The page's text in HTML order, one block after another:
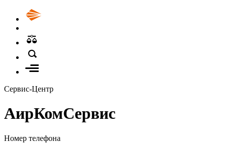
Сервис-Центр
АирКомСервис
Номер телефона